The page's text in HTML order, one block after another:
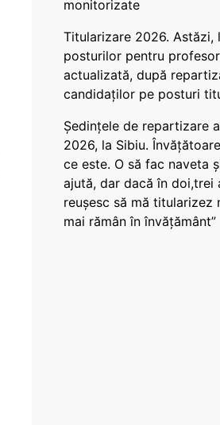
monitorizate
Titularizare 2026. Astăzi,
posturilor pentru
actualizată, după
candidaților pe posturi
Ședințele de repartizare
2026, la Sibiu.
ce este. O să fac naveta
ajută, dar dacă în doi,trei
reușesc să mă titularizez
mai rămân în învățământ”